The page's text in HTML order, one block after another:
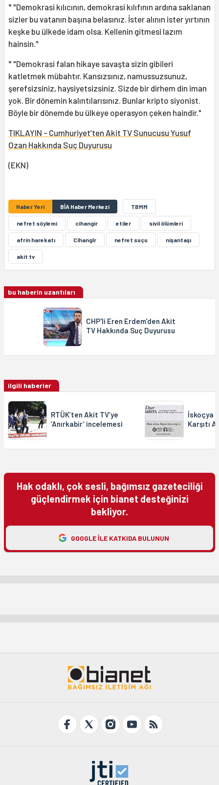
* "Demokrasi kılıcının, demokrasi kılıfının ardına saklanan
sizler bu vatanın başına belasınız. İster alının ister yırtının
keşke bu ülkede idam olsa. Kellenin gitmesi lazım
hainsin."
* "Demokrasi falan hikaye savaşta sizin gibileri
katletmek mübahtır. Kansızsınız, namussuzsunuz,
şerefsizsiniz, haysiyetsizsiniz. Sizde bir dirhem din iman
yok. Bir dönemin kalıntılarısınız. Bunlar kripto siyonist.
Böyle bir dönemde bu ülkeye operasyon çeken haindir."
TIKLAYIN - Cumhuriyet’ten Akit TV Sunucusu Yusuf
Ozan Hakkında Suç Duyurusu
(EKN)
Haber Yeri BİA Haber Merkezi TBMM
nefret söylemi cihangir etiler sivil ölümleri
afrin harekatı Cîhangîr nefret suçu nişantaşı
akit tv
bu haberin uzantıları
CHP'li Eren Erdem’den Akit
TV Hakkında Suç Duyurusu
ilgili haberler
RTÜK’ten Akit TV’ye
‘Anırkabir’ incelemesi
İskoçya
Karşıtı
Hak odaklı, çok sesli, bağımsız gazeteciliği
güçlendirmek için bianet desteğinizi
bekliyor.
GOOGLE ILE KATKIDA BULUNUN